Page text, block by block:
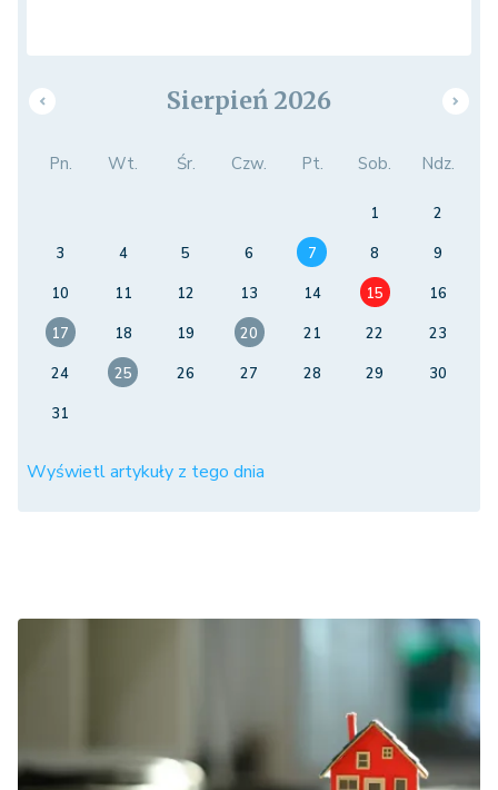
Sierpień 2026
Pn. Wt. Śr. Czw. Pt. Sob. Ndz.
1
2
3
4 5 6 7 8
9
10
11 12 13 14 15
16
17
18 19 20 21 22
23
24
25 26 27 28 29
30
31
Wyświetl artykuły z tego dnia